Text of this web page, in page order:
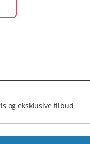
og eksklusive tilbud